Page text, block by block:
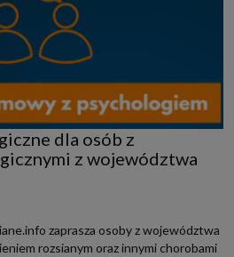
dla osób z
z województwa
zaprasza osoby z województwa
rozsianym oraz innymi chorobami